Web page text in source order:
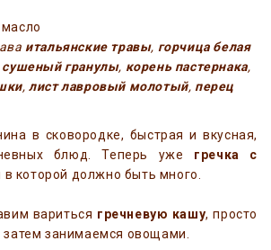
итальянские травы, горчица белая
сушеный гранулы, корень пастернака,
,лист лавровый молотый, перец
в сковородке, быстрая и вкусная,
блюд. Теперь уже гречка с
которой должно быть много.
вариться гречневую кашу, просто
занимаемся овощами.